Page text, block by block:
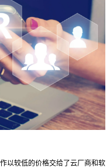
以较低的价格交给了云厂商和软